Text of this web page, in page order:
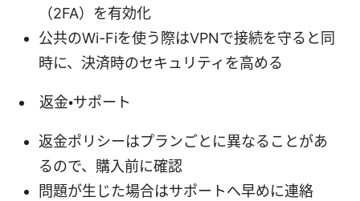
（2FA）を有効化
公共のWi-Fiを使う際はVPNで接続を守ると同
時に、決済時のセキュリティを高める
返金・サポート
返金ポリシーはプランごとに異なることがあ
るので、購入前に確認
問題が生じた場合はサポートへ早めに連絡